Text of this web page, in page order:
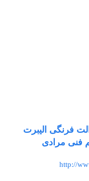
فرنگی الیبرت
فنی مرادی
http://